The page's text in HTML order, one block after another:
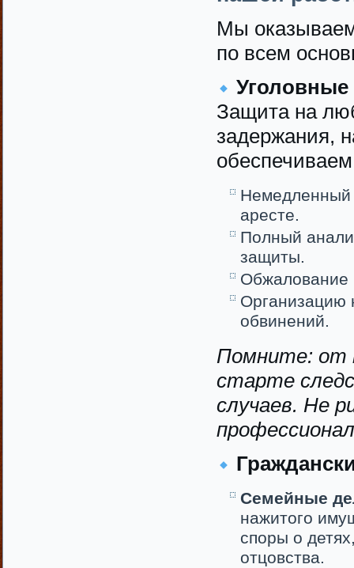
Мы
по всем
Уголовные
Защита на
задержания,
Немедленный
аресте.
Полный
защиты.
Обжалование
Организацию
обвинений.
Помните: от
старте
случаев. Не
Семейные
нажитого
споры о
отцовства.